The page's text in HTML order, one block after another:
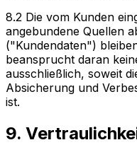
8.2 Die vom Kunden
angebundene Quellen
("Kundendaten")
beansprucht daran
ausschließlich, soweit
Absicherung und
ist.
9.